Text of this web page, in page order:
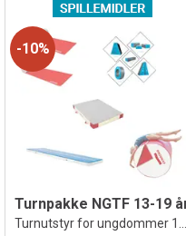
10%
Turnpakke NGTF 13-19